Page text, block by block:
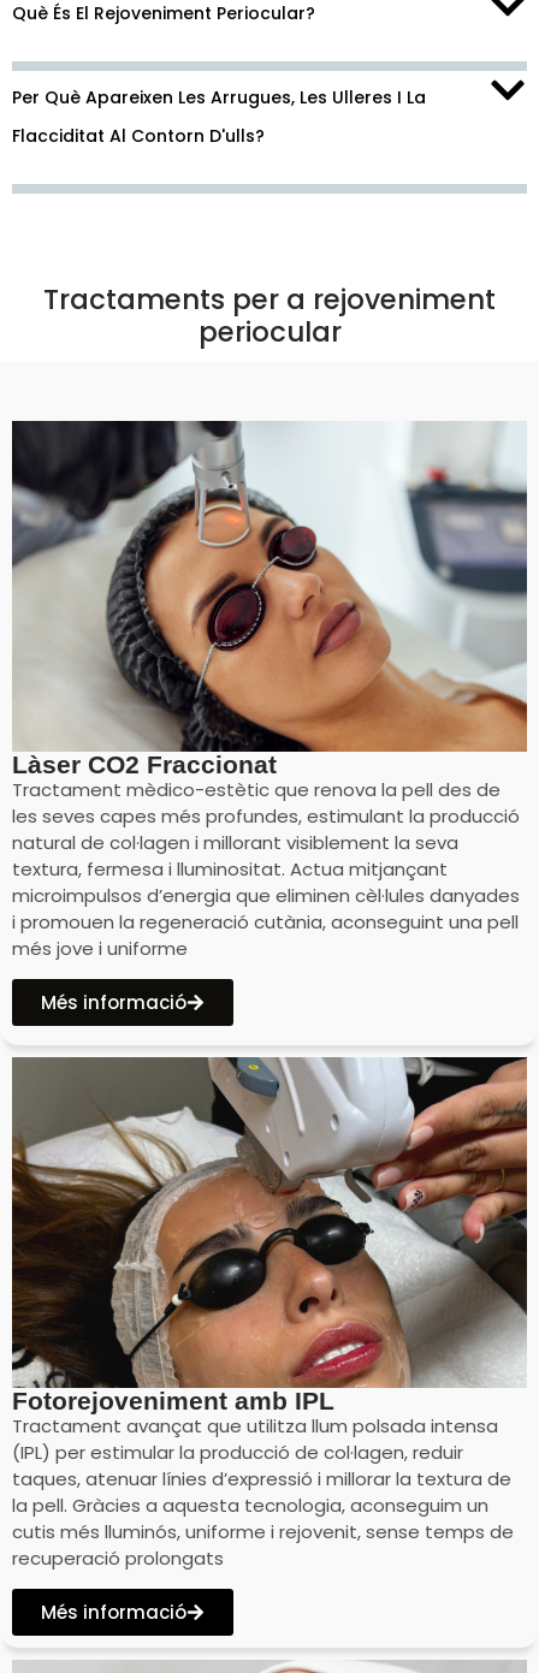
Què És El Rejoveniment Periocular?
Per Què Apareixen Les Arrugues, Les Ulleres I La
Flacciditat Al Contorn D'ulls?
Tractaments per a rejoveniment
periocular
Làser CO2 Fraccionat
Tractament mèdico-estètic que renova la pell des de
les seves capes més profundes, estimulant la producció
natural de col·lagen i millorant visiblement la seva
textura, fermesa i lluminositat. Actua mitjançant
microimpulsos d’energia que eliminen cèl·lules danyades
i promouen la regeneració cutània, aconseguint una pell
més jove i uniforme
Més informació
Fotorejoveniment amb IPL
Tractament avançat que utilitza llum polsada intensa
(IPL) per estimular la producció de col·lagen, reduir
taques, atenuar línies d’expressió i millorar la textura de
la pell. Gràcies a aquesta tecnologia, aconseguim un
cutis més lluminós, uniforme i rejovenit, sense temps de
recuperació prolongats
Més informació